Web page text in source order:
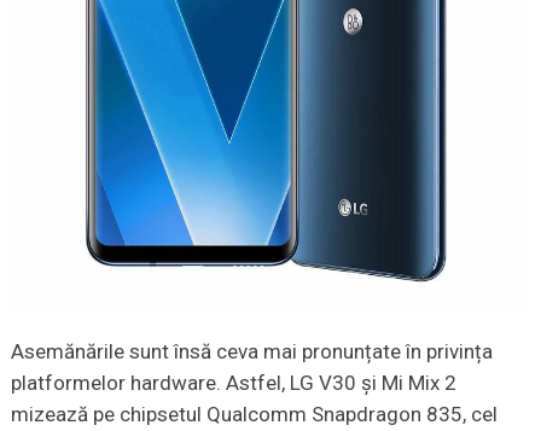
Asemănările sunt însă ceva mai pronunțate în privința
platformelor hardware. Astfel, LG V30 și Mi Mix 2
mizează pe chipsetul Qualcomm Snapdragon 835, cel